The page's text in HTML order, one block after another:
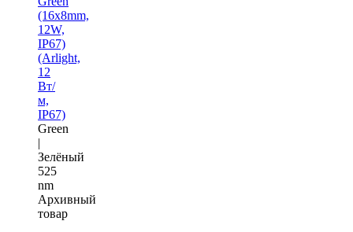
(16x8mm,
12W,
IP67)
(Arlight,
12
Вт/
м,
IP67)
Green
|
Зелёный
525
nm
Архивный
товар